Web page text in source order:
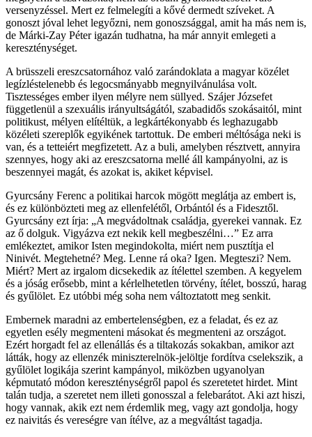
versenyzéssel. Mert ez felmelegíti a kővé dermedt szíveket. A
gonoszt jóval lehet legyőzni, nem gonoszsággal, amit ha más nem is,
de Márki-Zay Péter igazán tudhatna, ha már annyit emlegeti a
kereszténységet.
A brüsszeli ereszcsatornához való zarándoklata a magyar közélet
legízléstelenebb és legocsmányabb megnyilvánulása volt.
Tisztességes ember ilyen mélyre nem süllyed. Szájer Józsefet
függetlenül a szexuális irányultságától, szabadidős szokásaitól, mint
politikust, mélyen elítéltük, a legkártékonyabb és leghazugabb
közéleti szereplők egyikének tartottuk. De emberi méltósága neki is
van, és a tetteiért megfizetett. Az a buli, amelyben résztvett, annyira
szennyes, hogy aki az ereszcsatorna mellé áll kampányolni, az is
beszennyei magát, és azokat is, akiket képvisel.
Gyurcsány Ferenc a politikai harcok mögött meglátja az embert is,
és ez különbözteti meg az ellenfelétől, Orbántól és a Fidesztől.
Gyurcsány ezt írja: „A megvádoltnak családja, gyerekei vannak. Ez
az ő dolguk. Vigyázva ezt nekik kell megbeszélni…” Ez arra
emlékeztet, amikor Isten megindokolta, miért nem pusztítja el
Ninivét. Megtehetné? Meg. Lenne rá oka? Igen. Megteszi? Nem.
Miért? Mert az irgalom dicsekedik az ítélettel szemben. A kegyelem
és a jóság erősebb, mint a kérlelhetetlen törvény, ítélet, bosszú, harag
és gyűlölet. Ez utóbbi még soha nem változtatott meg senkit.
Embernek maradni az embertelenségben, ez a feladat, és ez az
egyetlen esély megmenteni másokat és megmenteni az országot.
Ezért horgadt fel az ellenállás és a tiltakozás sokakban, amikor azt
látták, hogy az ellenzék miniszterelnök-jelöltje fordítva cselekszik, a
gyűlölet logikája szerint kampányol, miközben ugyanolyan
képmutató módon kereszténységről papol és szeretetet hirdet. Mint
talán tudja, a szeretet nem illeti gonosszal a felebarátot. Aki azt hiszi,
hogy vannak, akik ezt nem érdemlik meg, vagy azt gondolja, hogy
ez naivitás és vereségre van ítélve, az a megváltást tagadja.